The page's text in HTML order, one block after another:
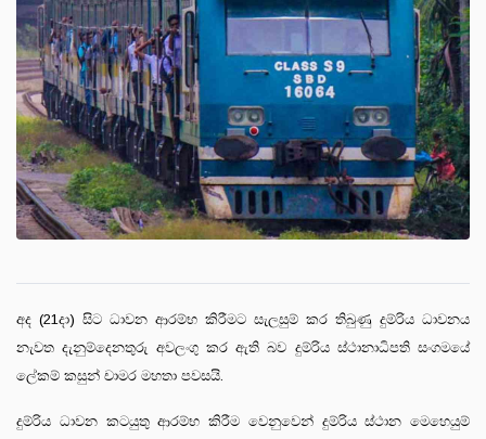
අද (21දා) සිට ධාවන ආරම්භ කිරීමට සැලසුම් කර තිබුණු ‍දුම්රිය ධාවනය
නැවත දැනුම්දෙනතුරු අවලංගු කර ඇති බව දුම්රිය ස්ථානාධිපති සංගමයේ
ලේකම් කසුන් චාමර මහතා පවසයි.
දුම්රිය ධාවන කටයුතු ආරම්භ කිරීම වෙනුවෙන් දුම්රිය ස්ථාන මෙහෙයුම්